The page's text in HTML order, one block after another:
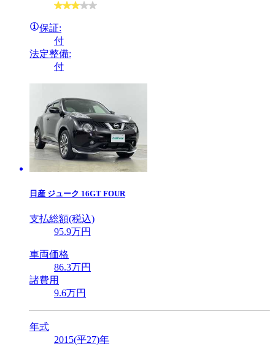
保証:
付
法定整備:
付
日産 ジューク 16GT FOUR
支払総額(税込)
95.9万円
車両価格
86.3万円
諸費用
9.6万円
年式
2015(平27)年